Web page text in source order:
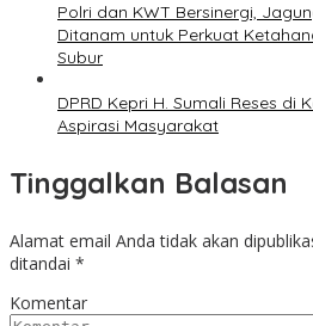
Polri dan KWT Bersinergi,
Ditanam untuk Perkuat
Subur
DPRD Kepri H. Sumali Reses di
Aspirasi Masyarakat
Tinggalkan Balasan
Alamat email Anda tidak akan
ditandai *
Komentar